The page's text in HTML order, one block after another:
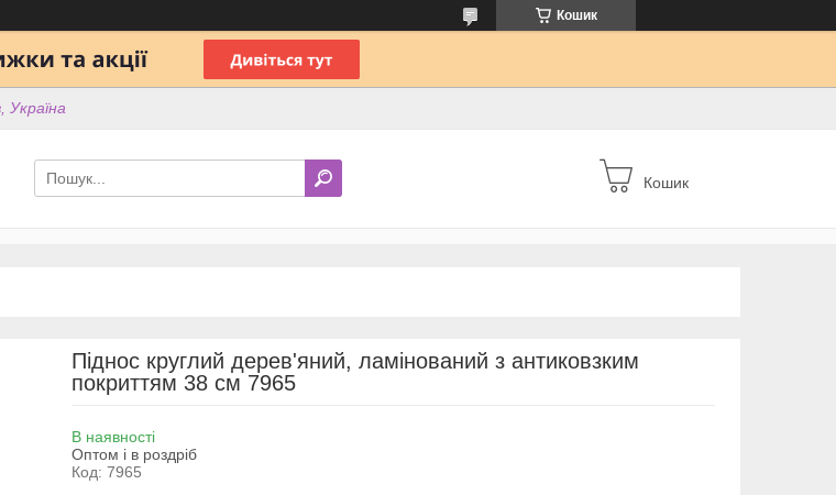
Кошик
Україна
Кошик
Піднос круглий дерев'яний, ламінований з антиковзким
покриттям 38 см 7965
В наявності
Оптом і в роздріб
Код: 7965